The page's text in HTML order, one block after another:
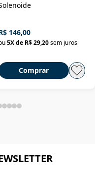
146,00
5X de R$ 29,20 sem juros
Comprar